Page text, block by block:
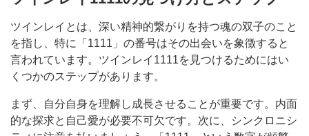
ツインレイとは、深い精神的繋がりを持つ魂の双子のこと
を指し、特に「1111」の番号はその出会いを象徴すると
言われています。ツインレイ1111を見つけるためにはい
くつかのステップがあります。
まず、自分自身を理解し成長させることが重要です。内面
的な探求と自己愛が必要不可欠です。次に、シンクロニシ